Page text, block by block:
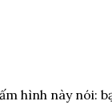
hình này nói: